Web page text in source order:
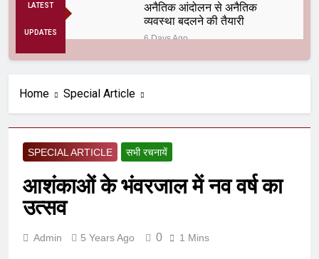
LATEST
UPDATES
अनैतिक आंदोलन से अनैतिक
व्यवस्था बदलने की तैयारी
6 Days Ago
भारतीय राजनीति में आज भी प्रासांगिक
एव अद्वीतीय है महात्मा गांधी (पुण्य
तिथि-30 जनवरी पर विशेष)
6 Months Ago
आर्य समाज मधुबनी बिहार का शताब्दी
समारोह
— असरानी को भावभीनी श्रद्धांजलि
Home Special Article
SPECIAL ARTICLE सभी रचनायें
आशंकाओं के भंवरजाल में नव वर्ष का
उत्सव
Admin 5 Years Ago 0 1 Mins